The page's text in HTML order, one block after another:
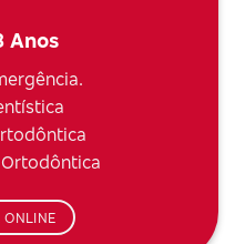
Anos
ONLINE